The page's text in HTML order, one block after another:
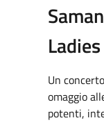
Un
omaggio
potenti,